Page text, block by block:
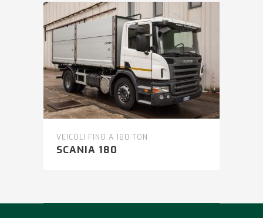
VEICOLI FINO A 180 TON
SCANIA 180